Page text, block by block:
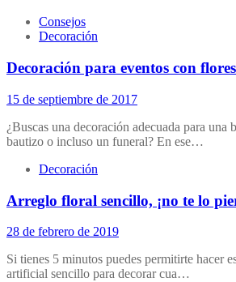
Consejos
Decoración
Decoración para eventos con
15 de septiembre de 2017
¿Buscas una decoración adecuada para una
bautizo o incluso un funeral? En ese…
Decoración
Arreglo floral sencillo, ¡no te lo
28 de febrero de 2019
Si tienes 5 minutos puedes permitirte hacer
artificial sencillo para decorar cua…